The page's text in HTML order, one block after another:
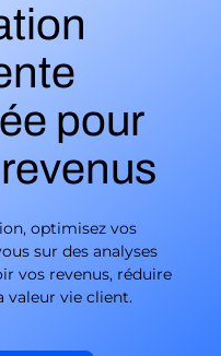
pour
optimisez vos
sur des analyses
vos revenus, réduire
valeur vie client.